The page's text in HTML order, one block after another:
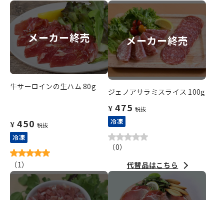
メーカー終売
牛サーロインの生ハム 80g
¥ 450 税抜
冷凍
（1）
メーカー終売
ジェノアサラミスライス 100g
¥ 475 税抜
冷凍
（0）
代替品はこちら